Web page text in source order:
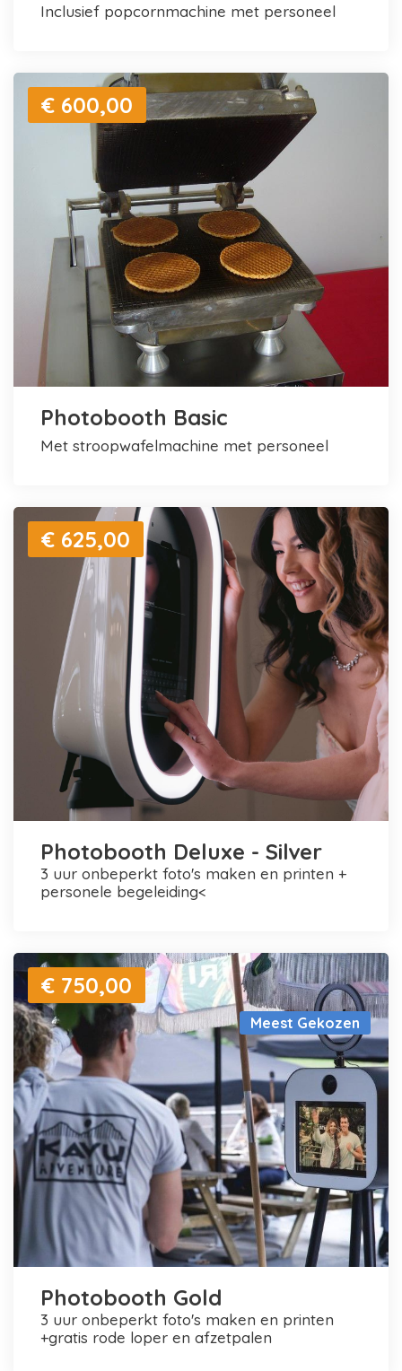
inclusief popcornmachine met personeel
€ 600,00
Photobooth Basic
met stroopwafelmachine met personeel
€ 625,00
Photobooth Deluxe - Silver
3 uur onbeperkt foto's maken en printen +
personele begeleiding<
Meest Gekozen
€ 750,00
Photobooth Gold
3 uur onbeperkt foto's maken en printen
+gratis rode loper en afzetpalen